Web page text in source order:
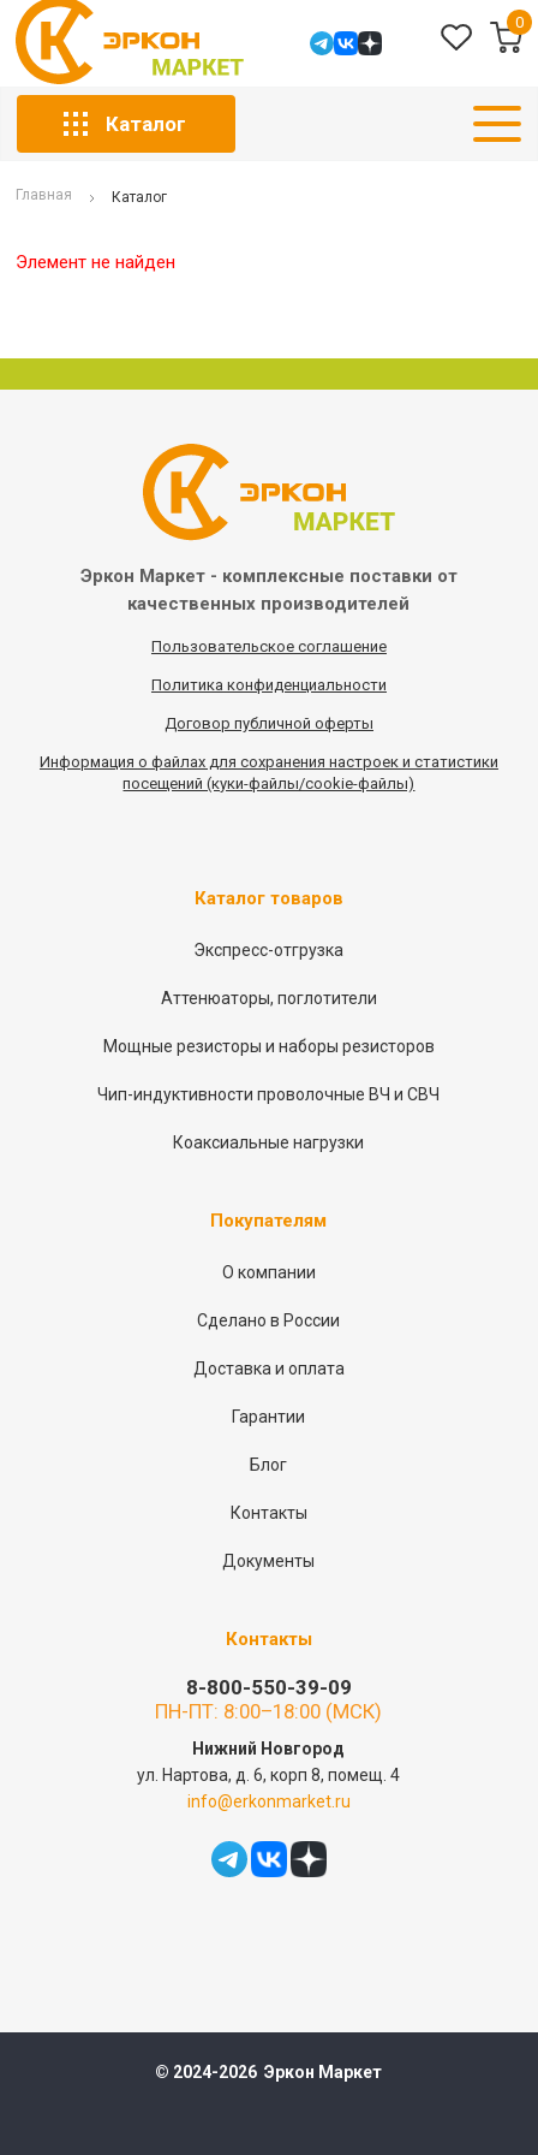
0
Каталог
Главная Каталог
Элемент не найден
Эркон Маркет - комплексные поставки от
качественных производителей
Пользовательское соглашение
Политика конфиденциальности
Договор публичной оферты
Информация о файлах для сохранения настроек и статистики
посещений (куки-файлы/cookie-файлы)
Каталог товаров
Экспресс-отгрузка
Аттенюаторы, поглотители
Мощные резисторы и наборы резисторов
Чип-индуктивности проволочные ВЧ и СВЧ
Коаксиальные нагрузки
Покупателям
О компании
Сделано в России
Доставка и оплата
Гарантии
Блог
Контакты
Документы
Контакты
8-800-550-39-09
ПН-ПТ: 8:00–18:00 (МСК)
Нижний Новгород
ул. Нартова, д. 6, корп 8, помещ. 4
info@erkonmarket.ru
© 2024-2026 Эркон Маркет